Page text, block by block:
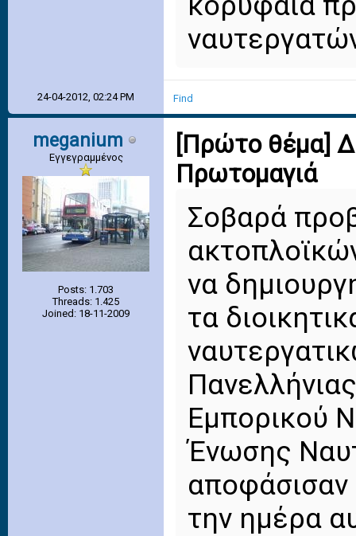
24-04-2012, 02:24 PM Find
meganium
Εγγεγραμμένος
Posts: 1.703
Threads: 1.425
Joined: 18-11-2009
[Πρώτο θέμα]
Πρωτομαγιά
Σοβαρά
να
τα
Εμπορικού
Ένωσης
την ημέρα